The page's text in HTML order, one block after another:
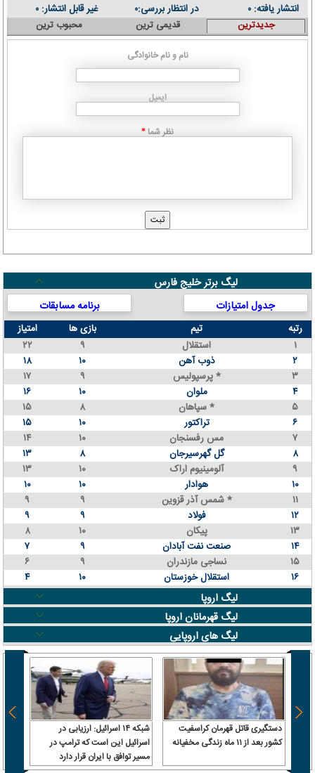
انتشار یافته: ۰ در انتظار بررسی:۰ غیر قابل انتشار: ۰
جدیدترین قدیمی ترین محبوب ترین
نام و نام خانوادگی
ایمیل
نظر شما *
لیگ برتر خلیج فارس
جدول امتیازات
برنامه مسابقات
رتبه تیم بازی ها
امتیاز
۱
استقلال ۹
۲۲
۲
ذوب آهن ۱۰
۱۸
۳
پرسپولیس * ۹
۱۷
۴
ملوان ۱۰
۱۶
۵
سپاهان * ۸
۱۵
۶
تراکتور ۱۰
۱۵
۷
مس رفسنجان ۱۰
۱۴
۸
گل گهرسیرجان ۸
۱۳
۹
آلومینیوم اراک ۱۰
۱۳
۱۰
هوادار ۱۰
۱۰
۱۱
شمس آذر قزوین * ۹
۹
۱۲
فولاد ۹
۹
۱۳
پیکان ۱۰
۸
۱۴
صنعت نفت آبادان ۹
۷
۱۵
نساجی مازندران ۹
۶
۱۶
استقلال خوزستان ۱۰ ۴
لیگ اروپا
لیگ قهرمانان اروپا
لیگ های اروپایی
دستگیری قاتل قهرمان کراسفیت
کشور بعد از ۱۱ ماه زندگی مخفیانه
شبکه ۱۴ اسرائیل: ارزیابی در
اسرائیل این است که ترامپ در
مسیر توافق با ایران قرار دارد